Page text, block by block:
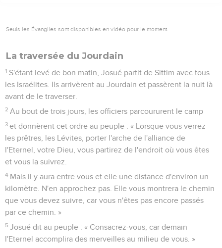
Seuls les Évangiles sont disponibles en vidéo pour le moment.
La traversée du Jourdain
1 S'étant levé de bon matin, Josué partit de Sittim avec tous
les Israélites. Ils arrivèrent au Jourdain et passèrent la nuit là
avant de le traverser.
2 Au bout de trois jours, les officiers parcoururent le camp
3 et donnèrent cet ordre au peuple : « Lorsque vous verrez
les prêtres, les Lévites, porter l'arche de l'alliance de
l'Eternel, votre Dieu, vous partirez de l'endroit où vous êtes
et vous la suivrez.
4 Mais il y aura entre vous et elle une distance d'environ un
kilomètre. N'en approchez pas. Elle vous montrera le chemin
que vous devez suivre, car vous n'êtes pas encore passés
par ce chemin. »
5 Josué dit au peuple : « Consacrez-vous, car demain
l'Eternel accomplira des merveilles au milieu de vous. »